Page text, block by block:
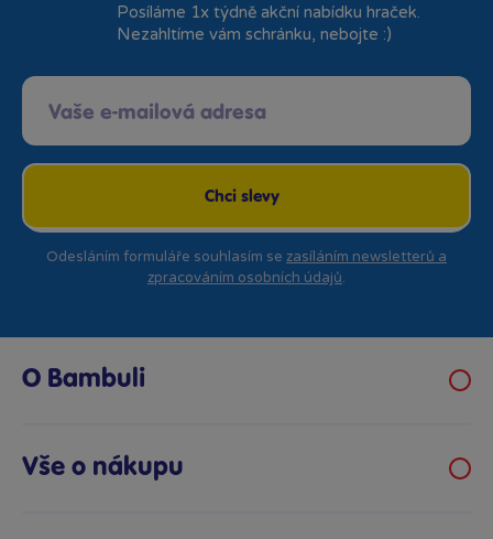
Posíláme 1x týdně akční nabídku hraček.
Nezahltíme vám schránku, nebojte :)
Chci slevy
Odesláním formuláře souhlasím se zasíláním newsletterů a
zpracováním osobních údajů.
O Bambuli
Prodejny Bambule
Vše o nákupu